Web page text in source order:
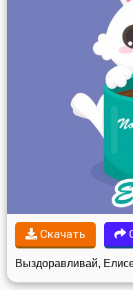
Скачать
Выздоравливай,